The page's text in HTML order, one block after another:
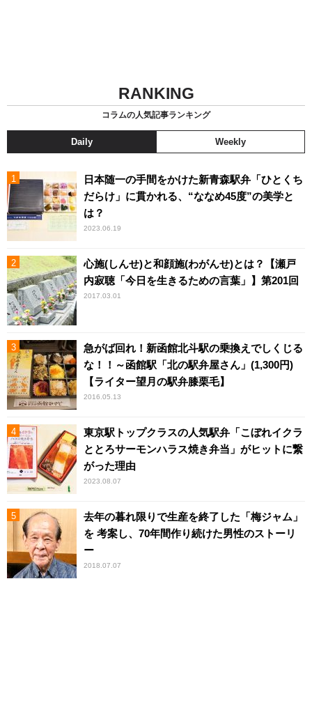
RANKING
コラムの人気記事ランキング
Daily Weekly
日本随一の手間をかけた新青森駅弁「ひとくち
だらけ」に貫かれる、“ななめ45度”の美学と
は？
2023.06.19
心施(しんせ)と和顔施(わがんせ)とは？【瀬戸
内寂聴「今日を生きるための言葉」】第201回
2017.03.01
急がば回れ！新函館北斗駅の乗換えでしくじる
な！！～函館駅「北の駅弁屋さん」(1,300円)
【ライター望月の駅弁膝栗毛】
2016.05.13
東京駅トップクラスの人気駅弁「こぼれイクラ
ととろサーモンハラス焼き弁当」がヒットに繋
がった理由
2023.08.07
去年の暮れ限りで生産を終了した「梅ジャム」
を 考案し、70年間作り続けた男性のストーリ
ー
2018.07.07